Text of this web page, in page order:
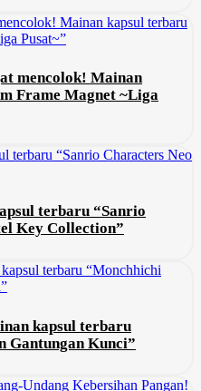
mencolok! Mainan
Frame Magnet ~Liga
terbaru “Sanrio
Key Collection”
kapsul terbaru
Gantungan Kunci”